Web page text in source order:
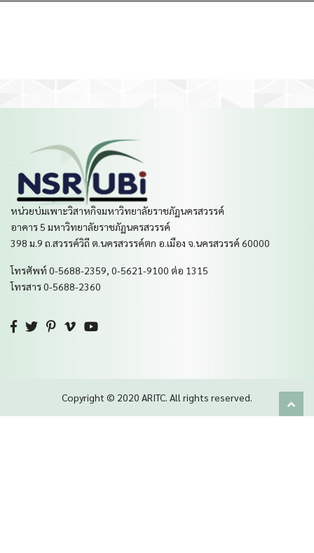
หน่วยบ่มเพาะวิสาหกิจมหาวิทยาลัยราชภัฏนครสวรรค์
อาคาร 5 มหาวิทยาลัยราชภัฏนครสวรรค์
398 ม.9 ถ.สวรรค์วิถี ต.นครสวรรค์ตก อ.เมือง จ.นครสวรรค์ 60000
โทรศัพท์ 0-5688-2359, 0-5621-9100 ต่อ 1315
โทรสาร 0-5688-2360
Copyright © 2020 ARITC. All rights reserved.